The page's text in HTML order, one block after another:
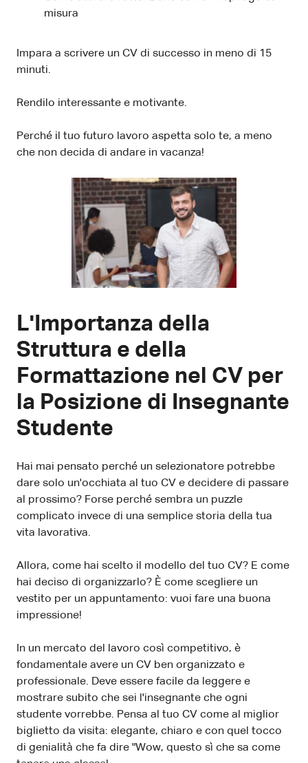
misura
Impara a scrivere un CV di successo in meno di 15
minuti.
Rendilo interessante e motivante.
Perché il tuo futuro lavoro aspetta solo te, a meno
che non decida di andare in vacanza!
L'Importanza della
Struttura e della
Formattazione nel CV per
la Posizione di Insegnante
Studente
Hai mai pensato perché un selezionatore potrebbe
dare solo un'occhiata al tuo CV e decidere di passare
al prossimo? Forse perché sembra un puzzle
complicato invece di una semplice storia della tua
vita lavorativa.
Allora, come hai scelto il modello del tuo CV? E come
hai deciso di organizzarlo? È come scegliere un
vestito per un appuntamento: vuoi fare una buona
impressione!
In un mercato del lavoro così competitivo, è
fondamentale avere un CV ben organizzato e
professionale. Deve essere facile da leggere e
mostrare subito che sei l'insegnante che ogni
studente vorrebbe. Pensa al tuo CV come al miglior
biglietto da visita: elegante, chiaro e con quel tocco
di genialità che fa dire "Wow, questo sì che sa come